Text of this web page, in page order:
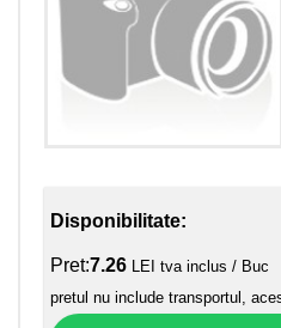
Disponibilitate:
Pret:7.26 LEI tva inclus / Buc
pretul nu include transportul,